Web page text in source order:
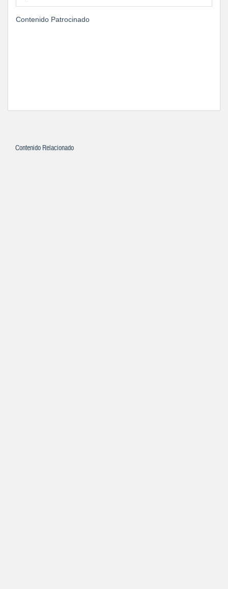
Contenido Patrocinado
Contenido Relacionado